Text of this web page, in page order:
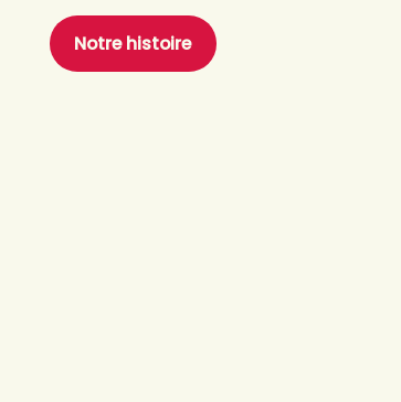
Notre histoire